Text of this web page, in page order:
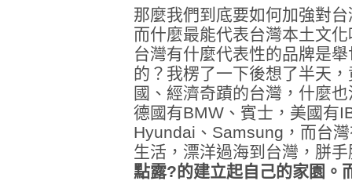
那麼我們到底要如何加強對
而什麼最能代表台灣本土文
台灣有什麼代表性的品牌是
的？我楞了一下後想了半天
國、經濟奇蹟的台灣，什麼
德國有BMW、賓士，美國有
Hyundai、Samsung，而台
生活，漂洋過海到台灣，胼
點露?的建立起自己的家園。